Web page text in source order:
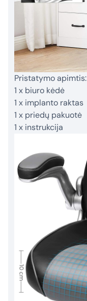
Pristatymo apimtis:
1 x biuro kėdė
1 x implanto raktas
1 x priedų pakuotė
1 x instrukcija